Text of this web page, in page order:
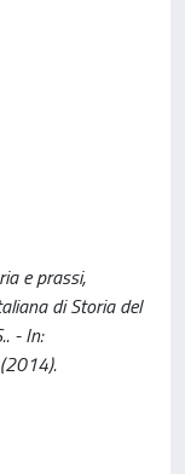
e prassi,
di Storia del
- In: